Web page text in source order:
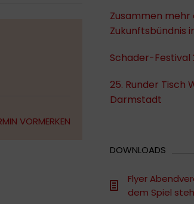
VORMERKEN
Zusammen
Zukunftsbündnis
Schader-Festival
25. Runder Tisch
Darmstadt
DOWNLOADS
Flyer
dem Spiel